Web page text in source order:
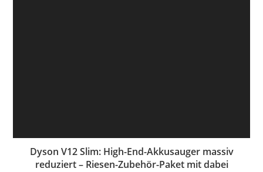
Dyson V12 Slim: High-End-Akkusauger massiv
reduziert – Riesen-Zubehör-Paket mit dabei